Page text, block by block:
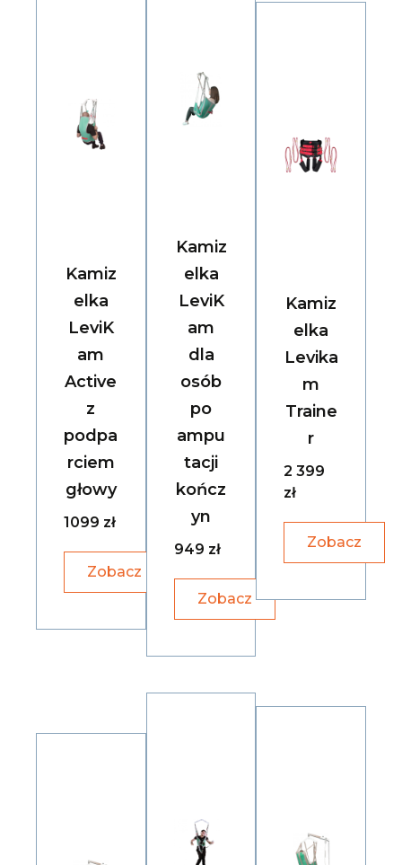
Kamiz
elka
LeviK
am
Active
z
podpa
rciem
głowy
1099 zł
Zobacz
Kamiz
elka
LeviK
am
dla
osób
po
ampu
tacji
kończ
yn
949 zł
Zobacz
Kamiz
elka
Levika
m
Traine
r
2 399
zł
Zobacz